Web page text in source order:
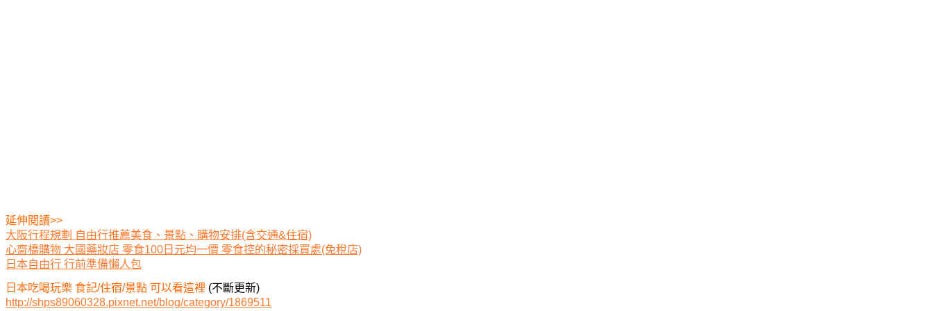
延伸閱讀>>
大阪行程規劃 自由行推薦美食、景點、購物安排(含交通&住宿)
心齋橋購物 大國藥妝店 零食100日元均一價 零食控的秘密採買處(免稅店)
日本自由行 行前準備懶人包
日本吃喝玩樂 食記/住宿/景點 可以看這裡 (不斷更新)
http://shps89060328.pixnet.net/blog/category/1869511